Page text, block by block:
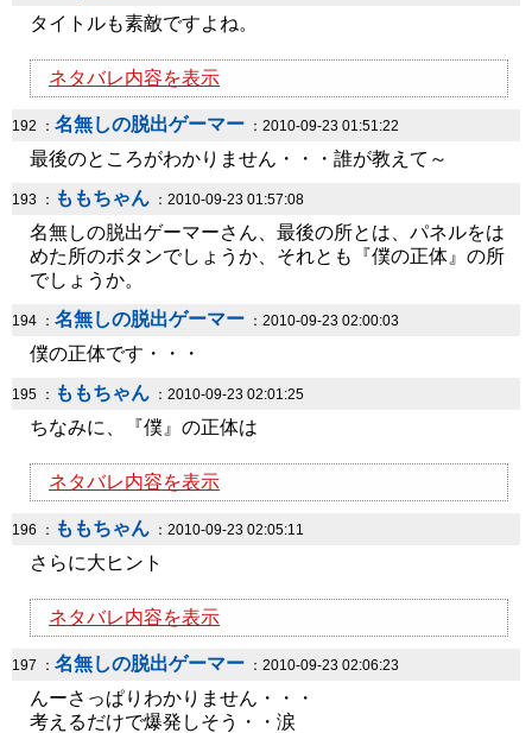
タイトルも素敵ですよね。
ネタバレ内容を表示
192 ： 名無しの脱出ゲーマー ：2010-09-23 01:51:22
最後のところがわかりません・・・誰が教えて～
193 ： ももちゃん ：2010-09-23 01:57:08
名無しの脱出ゲーマーさん、最後の所とは、パネルをは
めた所のボタンでしょうか、それとも『僕の正体』の所
でしょうか。
194 ： 名無しの脱出ゲーマー ：2010-09-23 02:00:03
僕の正体です・・・
195 ： ももちゃん ：2010-09-23 02:01:25
ちなみに、『僕』の正体は
ネタバレ内容を表示
196 ： ももちゃん ：2010-09-23 02:05:11
さらに大ヒント
ネタバレ内容を表示
197 ： 名無しの脱出ゲーマー ：2010-09-23 02:06:23
んーさっぱりわかりません・・・
考えるだけで爆発しそう・・涙